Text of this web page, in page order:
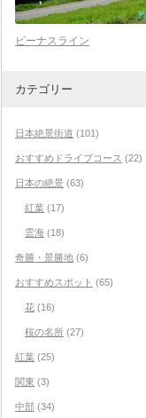
ビーナスライン
カテゴリー
日本絶景街道 (101)
おすすめドライブコース (22)
日本の絶景 (63)
紅葉 (17)
雲海 (18)
奇勝・景勝地 (6)
おすすめスポット (65)
花 (16)
桜の名所 (27)
紅葉 (25)
関東 (3)
中部 (34)